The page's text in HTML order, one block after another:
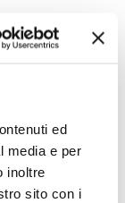
ed
media e per
inoltre
sito con i
offrono
casa
di
fee di
acquisto